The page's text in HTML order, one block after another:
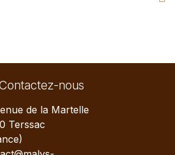
nous
de la Martelle
Terssac